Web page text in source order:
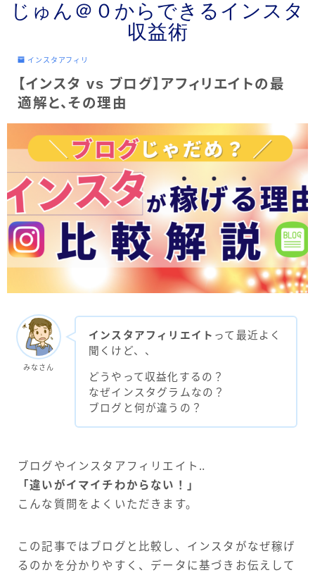
じゅん＠０からできるインスタ
収益術
インスタアフィリ
【インスタ vs ブログ】アフィリエイトの最
適解と、その理由
みなさん
インスタアフィリエイト って最近よく
聞くけど、、
どうやって収益化するの？
なぜインスタグラムなの？
ブログと何が違うの？
ブログやインスタアフィリエイト‥
「違いがイマイチわからない！」
こんな質問をよくいただきます。
この記事ではブログと比較し、インスタがなぜ稼げ
るのかを分かりやすく、データに基づきお伝えして